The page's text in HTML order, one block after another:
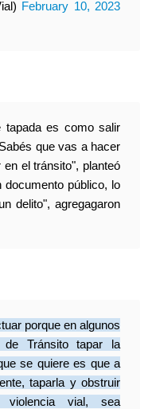
February 10, 2023
tapada es como salir
que vas a hacer
el tránsito", planteó
documento público, lo
delito", agregagaron
porque en algunos
de Tránsito tapar la
se quiere es que a
taparla y obstruir
vial, sea